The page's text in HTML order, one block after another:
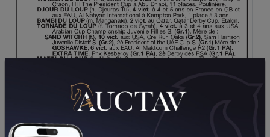
TÉLÉCHARGER LE PDF